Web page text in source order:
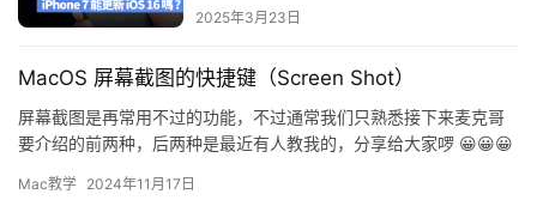
2025年3月23日
MacOS 屏幕截图的快捷键（Screen Shot）
屏幕截图是再常用不过的功能，不过通常我们只熟悉接下来麦克哥
要介绍的前两种，后两种是最近有人教我的，分享给大家啰 😀😀😀
Mac教学 2024年11月17日